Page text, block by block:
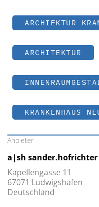
ARCHIEKTUR
ARCHITEKTUR
KRANKENHAUS
Anbieter
a|sh
Kapellengasse 11
67071 Ludwigshafen
Deutschland